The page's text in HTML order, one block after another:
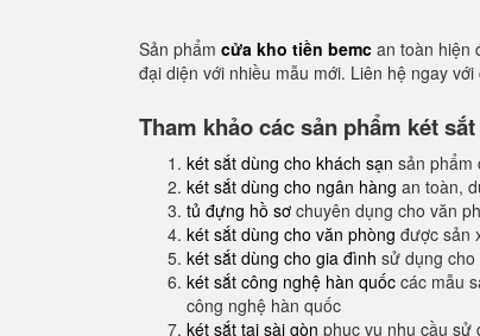
Sản phẩm cửa kho tiền bemc an toàn hiện
đại diện với nhiều mẫu mới. Liên hệ ngay
Tham khảo các sản phẩm két
két sắt dùng cho khách sạn sản phẩm
két sắt dùng cho ngân hàng an toàn,
tủ đựng hồ sơ chuyên dụng cho văn
két sắt dùng cho văn phòng được sản
két sắt dùng cho gia đình sử dụng
két sắt công nghệ hàn quốc các mẫu
công nghệ hàn quốc
két sắt tại sài gòn phục vụ nhu cầu sử